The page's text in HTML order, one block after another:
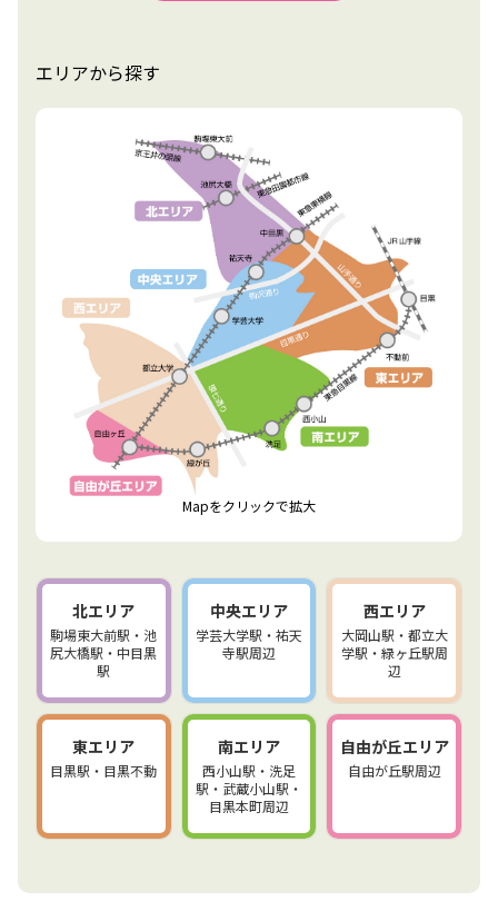
エリアから探す
Mapをクリックで拡大
北エリア
駒場東大前駅・池
尻大橋駅・中目黒
駅
中央エリア
学芸大学駅・祐天
寺駅周辺
西エリア
大岡山駅・都立大
学駅・緑ヶ丘駅周
辺
東エリア
目黒駅・目黒不動
南エリア
西小山駅・洗足
駅・武蔵小山駅・
目黒本町周辺
自由が丘エリア
自由が丘駅周辺